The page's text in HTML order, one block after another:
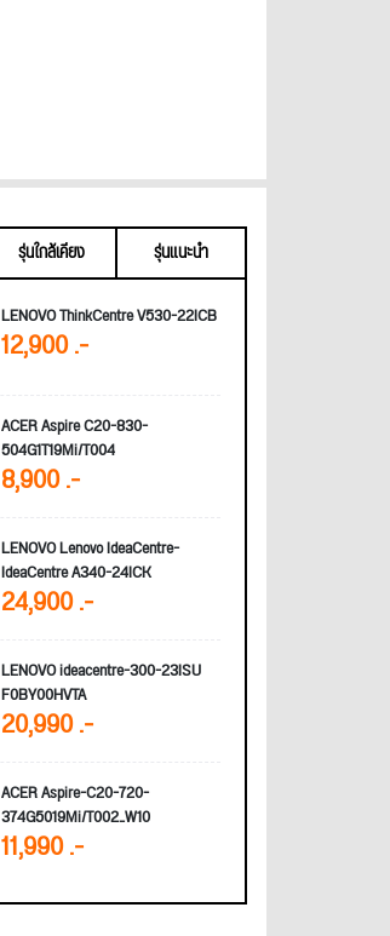
รุ่นใกล้เคียง
รุ่นแนะนำ
LENOVO ThinkCentre V530-22ICB
12,900 .-
ACER Aspire C20-830-
504G1T19Mi/T004
8,900 .-
LENOVO Lenovo IdeaCentre-
IdeaCentre A340-24ICK
24,900 .-
LENOVO ideacentre-300-23ISU
F0BY00HVTA
20,990 .-
ACER Aspire-C20-720-
374G5019Mi/T002_W10
11,990 .-